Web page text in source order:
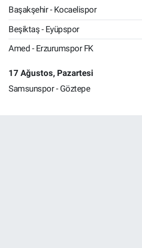
Başakşehir - Kocaelispor
Beşiktaş - Eyüpspor
Amed - Erzurumspor FK
17 Ağustos, Pazartesi
Samsunspor - Göztepe